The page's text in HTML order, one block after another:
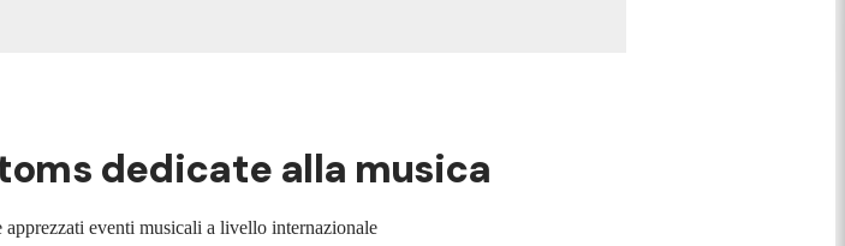
dedicate alla musica
eventi musicali a livello internazionale